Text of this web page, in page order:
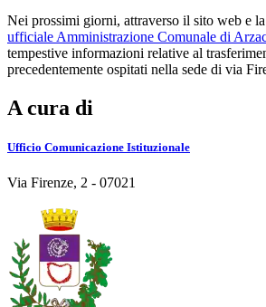
Nei prossimi giorni, attraverso il sito web e
ufficiale Amministrazione Comunale di
tempestive informazioni relative al
precedentemente ospitati nella sede di via
A cura di
Ufficio Comunicazione Istituzionale
Via Firenze, 2 - 07021